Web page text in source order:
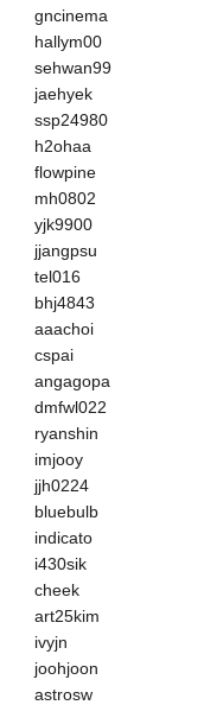
gncinema
hallym00
sehwan99
jaehyek
ssp24980
h2ohaa
flowpine
mh0802
yjk9900
jjangpsu
tel016
bhj4843
aaachoi
cspai
angagopa
dmfwl022
ryanshin
imjooy
jjh0224
bluebulb
indicato
i430sik
cheek
art25kim
ivyjn
joohjoon
astrosw